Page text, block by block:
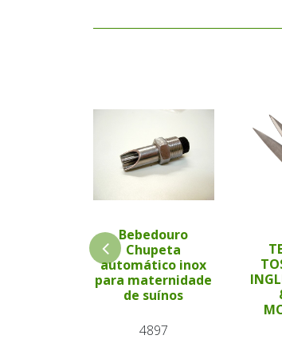
Bebedouro
Chupeta
automático inox
para maternidade
de suínos
4897